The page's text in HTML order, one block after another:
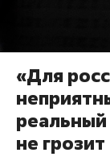
«Для
не грозит